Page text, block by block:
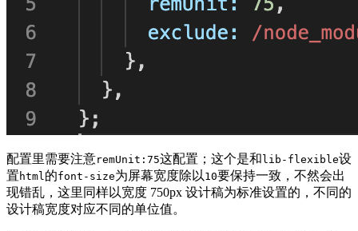
配置里需要注意remUnit:75这配置；这个是和 lib-flexible设
置 html的font-size为屏幕宽度除以 10要保持一致，不然会出
现错乱，这里同样以宽度 750px 设计稿为标准设置的，不同的
设计稿宽度对应不同的单位值。